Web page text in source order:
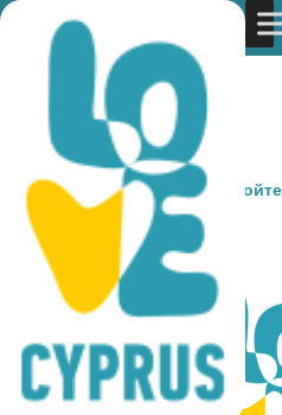
You are here: Home »
Gastronomy
» RED PEPPER
RED PEPPER